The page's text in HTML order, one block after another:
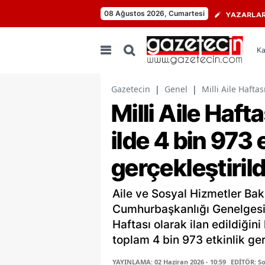
08 Ağustos 2026, Cumartesi
Gazetecin | Genel | Milli Aile
Milli Aile
ilde 4 bin 973
Aile ve Sosyal Hizmetler
Cumhurbaşkanlığı
Haftası olarak ilan edildiğini
toplam 4 bin 973 etkinlik
YAYINLAMA: 02 Haziran 2026 - 10:59 EDİTÖR: